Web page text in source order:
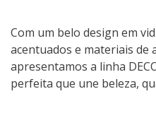
Com um belo design em
acentuados e materiais de
apresentamos a linha
perfeita que une beleza,